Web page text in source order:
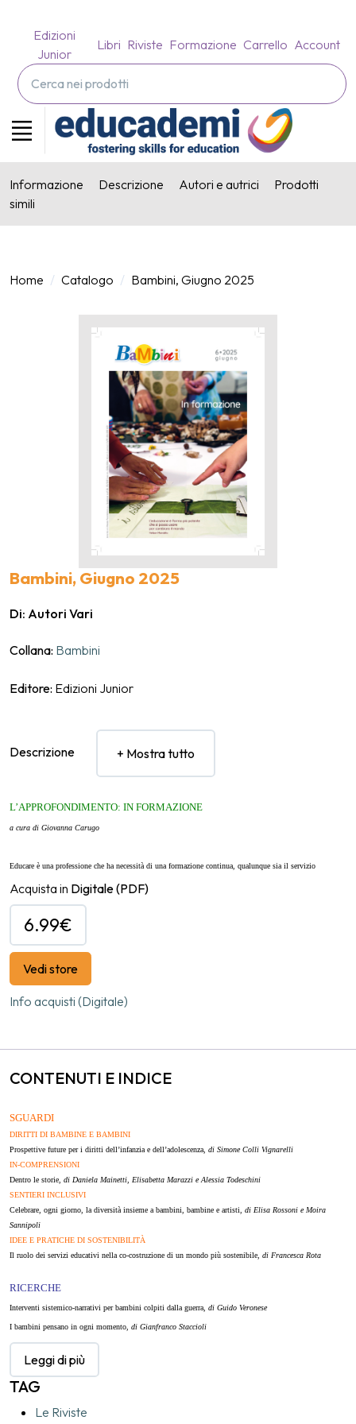
Edizioni
Junior
Libri Riviste Formazione Carrello Account
Informazione Descrizione Autori e autrici
Prodotti
simili
Home Catalogo Bambini, Giugno 2025
Bambini, Giugno 2025
Di: Autori Vari
Collana: Bambini
Editore: Edizioni Junior
Descrizione + Mostra tutto
L’APPROFONDIMENTO: IN FORMAZIONE
a cura di Giovanna Carugo
Educare è una professione che ha necessità di una formazione continua, qualunque sia il servizio
educativo o la scuola dell’infanzia in cui si lavora e qualunque sia il ruolo che si riveste, di primo come
di secondo livello. Perché educare richiede supporto nelle molteplici relazioni – con bambine e bambini,
con adulti colleghi e familiari, con il territorio… – in cui si è impegnate e impegnati, aggiornamento
rispetto ai temi emergenti, coordinamento in merito alle numerose e complesse azioni che si intrecciano
dell’essere e fare formazione, nella consapevolezza che poter stare in formazione non è solo un dovere
professionale, ma è anche un diritto che deve essere garantito, perché si possa poi svolgere il proprio
Acquista in Digitale(PDF)
6.99€
Vedi store
Info acquisti (Digitale)
CONTENUTI E INDICE
​SGUARDI
DIRITTI DI BAMBINE E BAMBINI
Prospettive future per i diritti dell’infanzia e dell’adolescenza, di Simone Colli Vignarelli
IN-COMPRENSIONI
Dentro le storie, di Daniela Mainetti, Elisabetta Marazzi e Alessia Todeschini
SENTIERI INCLUSIVI
Celebrare, ogni giorno, la diversità insieme a bambini, bambine e artisti, di Elisa Rossoni e Moira
Sannipoli
IDEE E PRATICHE DI SOSTENIBILITÀ
Il ruolo dei servizi educativi nella co-costruzione di un mondo più sostenibile, di Francesca Rota
RICERCHE
Interventi sistemico-narrativi per bambini colpiti dalla guerra, di Guido Veronese
I bambini pensano in ogni momento, di Gianfranco Staccioli
LE PAROLE DELL’EDUCAZIONE
Valutazione,di Patrizia Sposetti
L’APPROFONDIMENTO: IN FORMAZIONE
Sostenere il cambiamento nella progettazione didattica,
Leggi di più
TAG
Le Riviste